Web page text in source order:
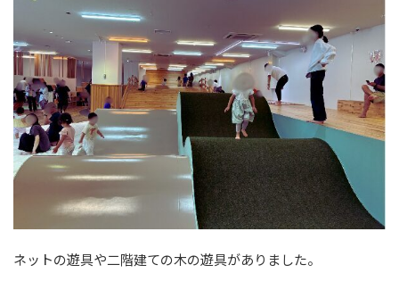
ネットの遊具や二階建ての木の遊具がありました。